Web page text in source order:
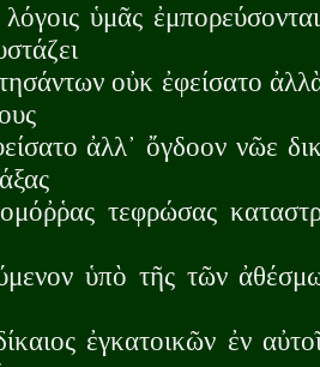
ὑμᾶς
οὐκ ἐφείσατο
ἀλλ᾽ ὄγδοον νῶε
τεφρώσας
ὑπὸ τῆς τῶν
ἐγκατοικῶν ἐν